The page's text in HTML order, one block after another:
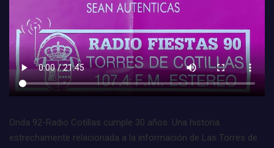
Onda 92-Radio Cotillas cumple 30 años. Una historia
estrechamente relacionada a la información de Las Torres de